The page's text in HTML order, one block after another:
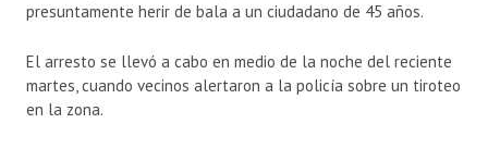
presuntamente herir de bala a un ciudadano de 45 años.
El arresto se llevó a cabo en medio de la noche del reciente
martes, cuando vecinos alertaron a la policía sobre un tiroteo
en la zona.